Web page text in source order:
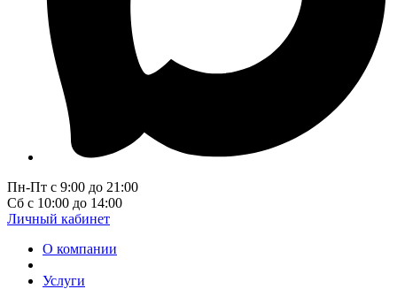
Пн-Пт с 9:00 до 21:00
Сб с 10:00 до 14:00
Личный кабинет
О компании
Услуги